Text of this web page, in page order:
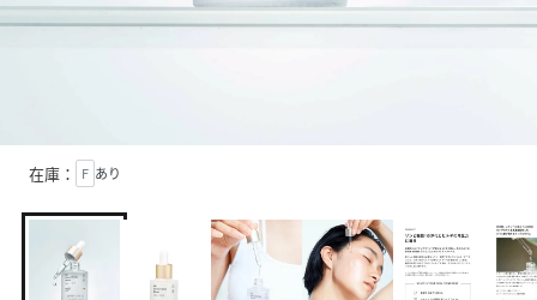
在庫： F あり